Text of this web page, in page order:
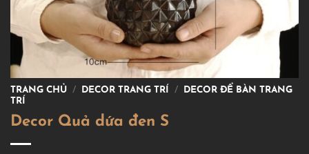
TRANG CHỦ / DECOR TRANG TRÍ /
DECOR ĐỂ BÀN TRANG
TRÍ
Decor Quả dứa đen S